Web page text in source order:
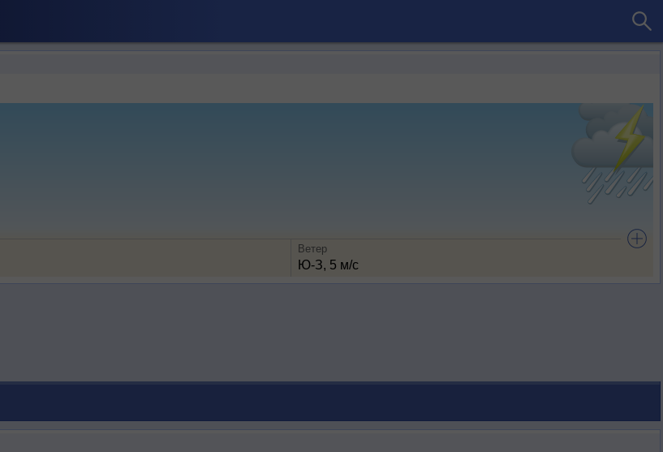
Ветер
Ю-З, 5 м/с